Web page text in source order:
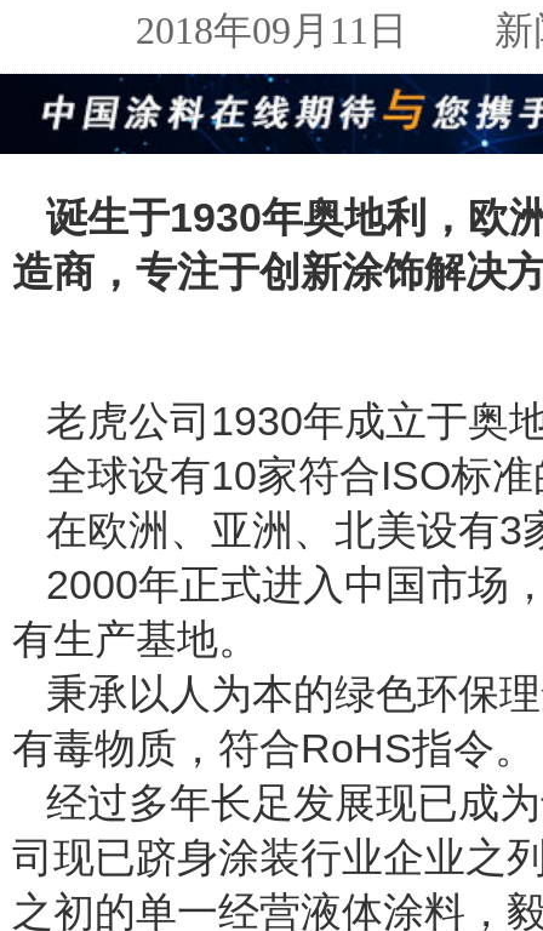
2018年09月11日 新
诞生于1930年奥地利，欧
造商，专注于创新涂饰解决
老虎公司1930年成立于奥
全球设有10家符合ISO标
在欧洲、亚洲、北美设有3
2000年正式进入中国市场
有生产基地。
秉承以人为本的绿色环保
有毒物质，符合RoHS指令。
经过多年长足发展现已成
司现已跻身涂装行业企业之
之初的单一经营液体涂料，